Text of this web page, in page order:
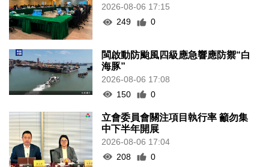
2026-08-06 17:15
249
0
閩啟動防颱風四級應急響應防禦“白
海豚”
2026-08-06 17:08
150
0
立會委員會關注項目執行率 籲勿集
中下半年開展
2026-08-06 17:04
208
0